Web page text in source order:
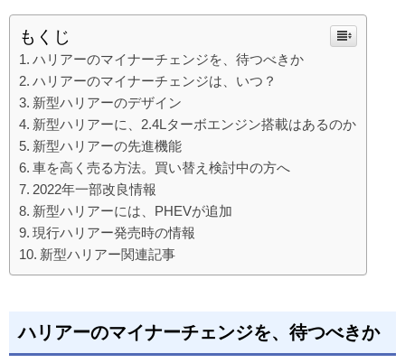
もくじ
ハリアーのマイナーチェンジを、待つべきか
ハリアーのマイナーチェンジは、いつ？
新型ハリアーのデザイン
新型ハリアーに、2.4Lターボエンジン搭載はあるのか
新型ハリアーの先進機能
車を高く売る方法。買い替え検討中の方へ
2022年一部改良情報
新型ハリアーには、PHEVが追加
現行ハリアー発売時の情報
新型ハリアー関連記事
ハリアーのマイナーチェンジを、待つべきか